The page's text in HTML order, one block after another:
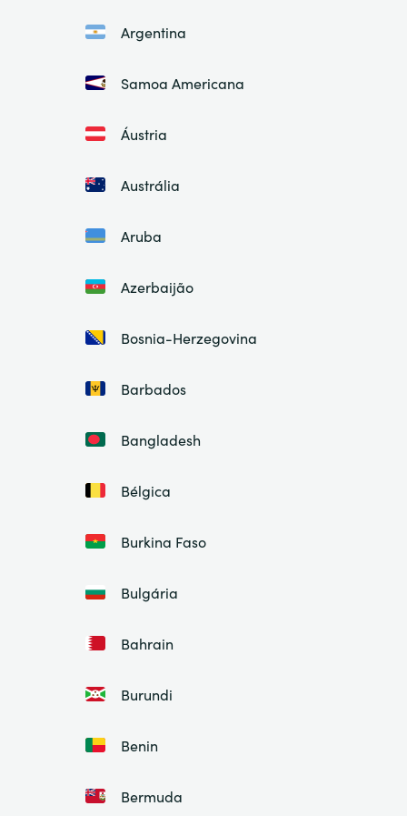
Argentina
Samoa Americana
Áustria
Austrália
Aruba
Azerbaijão
Bosnia-Herzegovina
Barbados
Bangladesh
Bélgica
Burkina Faso
Bulgária
Bahrain
Burundi
Benin
Bermuda